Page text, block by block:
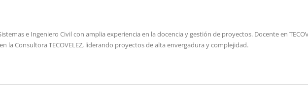
e Ingeniero Civil con amplia experiencia en la docencia y gestión de proyectos. Docente en
la Consultora TECOVELEZ, liderando proyectos de alta envergadura y complejidad.